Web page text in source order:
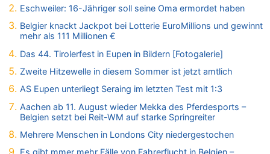
09.08.2026 - 11:07 von Chips zu
Tempolimit in 30er-Zonen – Untersuchung von Vias
Zwölf Jahre nach Aachener Bankraub: 70-Jähriger gefasst
09.08.2026 - 10:57 von Ach zu
Politischer Eklat bei der Gedenkfeier in Marcinelle – Meloni:
09.08.2026 - 10:55 von Traurig zu
„Schwerwiegende und beschämende Geste“
Eschweiler: 16-Jähriger soll seine Oma ermordet haben
Belgier knackt Jackpot bei Lotterie EuroMillions und gewinnt
mehr als 111 Millionen €
Das 44. Tirolerfest in Eupen in Bildern [Fotogalerie]
Zweite Hitzewelle in diesem Sommer ist jetzt amtlich
AS Eupen unterliegt Seraing im letzten Test mit 1:3
Aachen ab 11. August wieder Mekka des Pferdesports –
Belgien setzt bei Reit-WM auf starke Springreiter
Mehrere Menschen in Londons City niedergestochen